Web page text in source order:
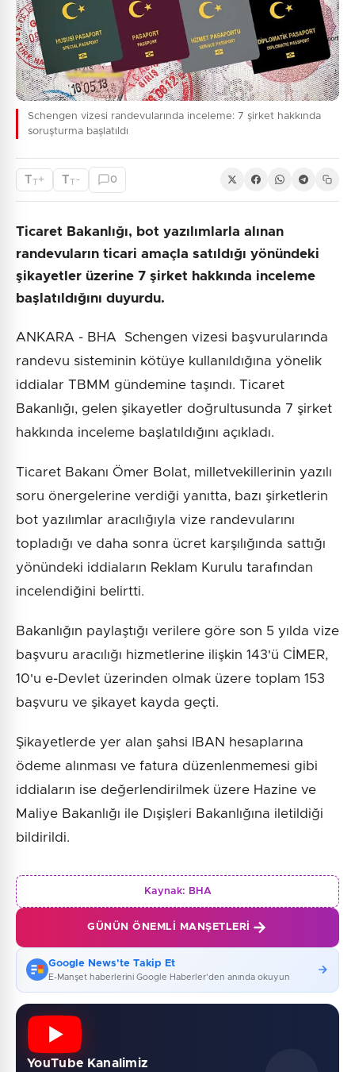
Schengen vizesi randevularında inceleme: 7 şirket hakkında
soruşturma başlatıldı
TT+ TT - 0
Ticaret Bakanlığı, bot yazılımlarla alınan
randevuların ticari amaçla satıldığı yönündeki
şikayetler üzerine 7 şirket hakkında inceleme
başlatıldığını duyurdu.
ANKARA - BHA Schengen vizesi başvurularında
randevu sisteminin kötüye kullanıldığına yönelik
iddialar TBMM gündemine taşındı. Ticaret
Bakanlığı, gelen şikayetler doğrultusunda 7 şirket
hakkında inceleme başlatıldığını açıkladı.
Ticaret Bakanı Ömer Bolat, milletvekillerinin yazılı
soru önergelerine verdiği yanıtta, bazı şirketlerin
bot yazılımlar aracılığıyla vize randevularını
topladığı ve daha sonra ücret karşılığında sattığı
yönündeki iddiaların Reklam Kurulu tarafından
incelendiğini belirtti.
Bakanlığın paylaştığı verilere göre son 5 yılda vize
başvuru aracılığı hizmetlerine ilişkin 143'ü CİMER,
10'u e-Devlet üzerinden olmak üzere toplam 153
başvuru ve şikayet kayda geçti.
Şikayetlerde yer alan şahsi IBAN hesaplarına
ödeme alınması ve fatura düzenlenmemesi gibi
iddiaların ise değerlendirilmek üzere Hazine ve
Maliye Bakanlığı ile Dışişleri Bakanlığına iletildiği
bildirildi.
Kaynak: BHA
GÜNÜN ÖNEMLI MANŞETLERI
Google News'te Takip Et
E-Manşet haberlerini Google Haberler'den anında okuyun
YouTube Kanalimiz